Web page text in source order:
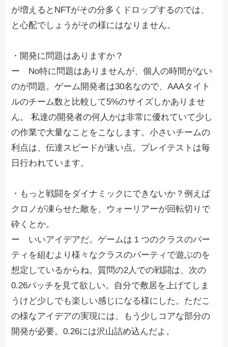
が増えるとNFTがその分多くドロップするのでは、
と心配でしょうがその様にはなりません。
・開発に問題はありますか？
ー No特に問題はありませんが、個人の時間がない
のが問題。ゲーム開発者は30名なので、AAAタイト
ルのチーム数と比較して5%のサイズしかありませ
ん。 私達の開発者の何人かは非常に優れていて少し
の作業で大量なことをこなします。小さいチームの
利点は、伝達スピードが速い点。プレイテストは毎
日行われています。
・もっと戦闘をダイナミックにできないか？例えば
クロノが凍らせた敵を、ウォーリアーが回転切りで
砕くとか。
ー いいアイデアだ。ゲームは１つのクラスのパー
ティを組むより様々なクラスのパーティで遊ぶのを
想定しているからね。質問の2人での戦闘は、次の
0.26パッチを見て欲しい。自分で敷居を上げてしま
うけど少しでも楽しい感じになる様にした。ただこ
の様なアイデアの実現には、もう少しコアな部分の
開発が必要。0.26には沢山詰め込んだよ。